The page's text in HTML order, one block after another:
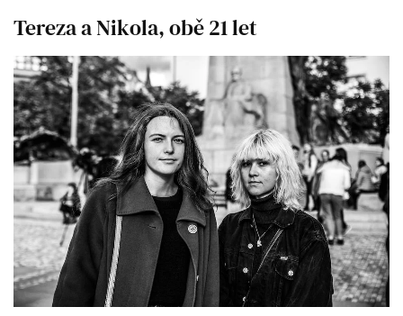
Tereza a Nikola, obě 21 let